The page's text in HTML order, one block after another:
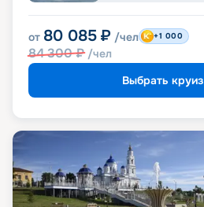
от 80 085 ₽ /чел
84 300₽ /чел
+1 000
Выбрать круиз